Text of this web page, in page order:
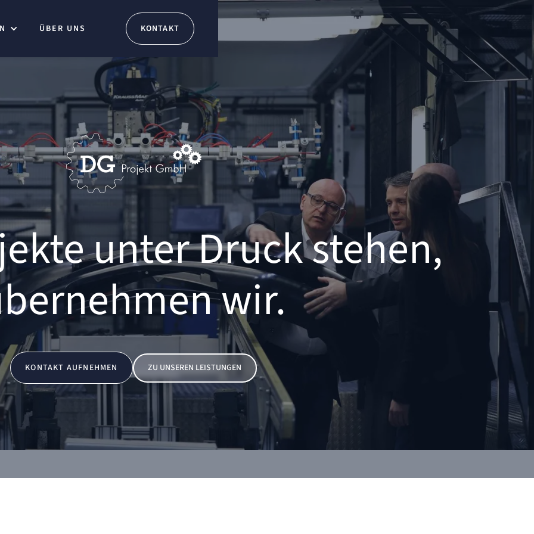
ÜBER UNS KONTAKT
unter Druck stehen,
wir.
KONTAKT AUFNEHMEN ZU UNSEREN LEISTUNGEN
Wenn der Serienanlauf ins Stocken gerät – was wirklich hilft
Der Serienstart rückt näher, aber die
Abstimmung hakt und der Zeitplan wackelt.